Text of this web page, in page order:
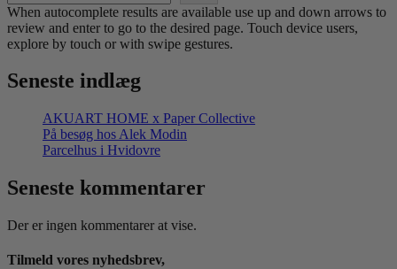
When autocomplete results are available use up and down arrows to
review and enter to go to the desired page. Touch device users,
explore by touch or with swipe gestures.
Seneste indlæg
AKUART HOME x Paper Collective
På besøg hos Alek Modin
Parcelhus i Hvidovre
Seneste kommentarer
Der er ingen kommentarer at vise.
Tilmeld vores nyhedsbrev,